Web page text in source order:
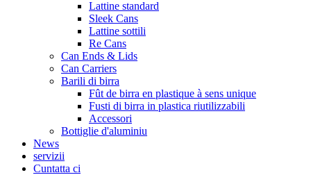
Lattine standard
Sleek Cans
Lattine sottili
Re Cans
Can Ends & Lids
Can Carriers
Barili di birra
Fût de birra en plastique à sens unique
Fusti di birra in plastica riutilizzabili
Accessori
Bottiglie d'aluminiu
News
servizii
Cuntatta ci